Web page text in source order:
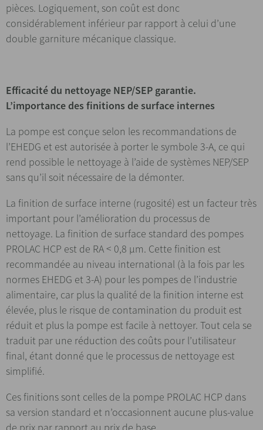
pièces. Logiquement, son coût est donc
considérablement inférieur par rapport à celui d’une
double garniture mécanique classique.
Efficacité du nettoyage NEP/SEP garantie.
L’importance des finitions de surface internes
La pompe est conçue selon les recommandations de
l’EHEDG et est autorisée à porter le symbole 3-A, ce qui
rend possible le nettoyage à l’aide de systèmes NEP/SEP
sans qu’il soit nécessaire de la démonter.
La finition de surface interne (rugosité) est un facteur très
important pour l’amélioration du processus de
nettoyage. La finition de surface standard des pompes
PROLAC HCP est de RA < 0,8 μm. Cette finition est
recommandée au niveau international (à la fois par les
normes EHEDG et 3-A) pour les pompes de l’industrie
alimentaire, car plus la qualité de la finition interne est
élevée, plus le risque de contamination du produit est
réduit et plus la pompe est facile à nettoyer. Tout cela se
traduit par une réduction des coûts pour l’utilisateur
final, étant donné que le processus de nettoyage est
simplifié.
Ces finitions sont celles de la pompe PROLAC HCP dans
sa version standard et n’occasionnent aucune plus-value
de prix par rapport au prix de base.